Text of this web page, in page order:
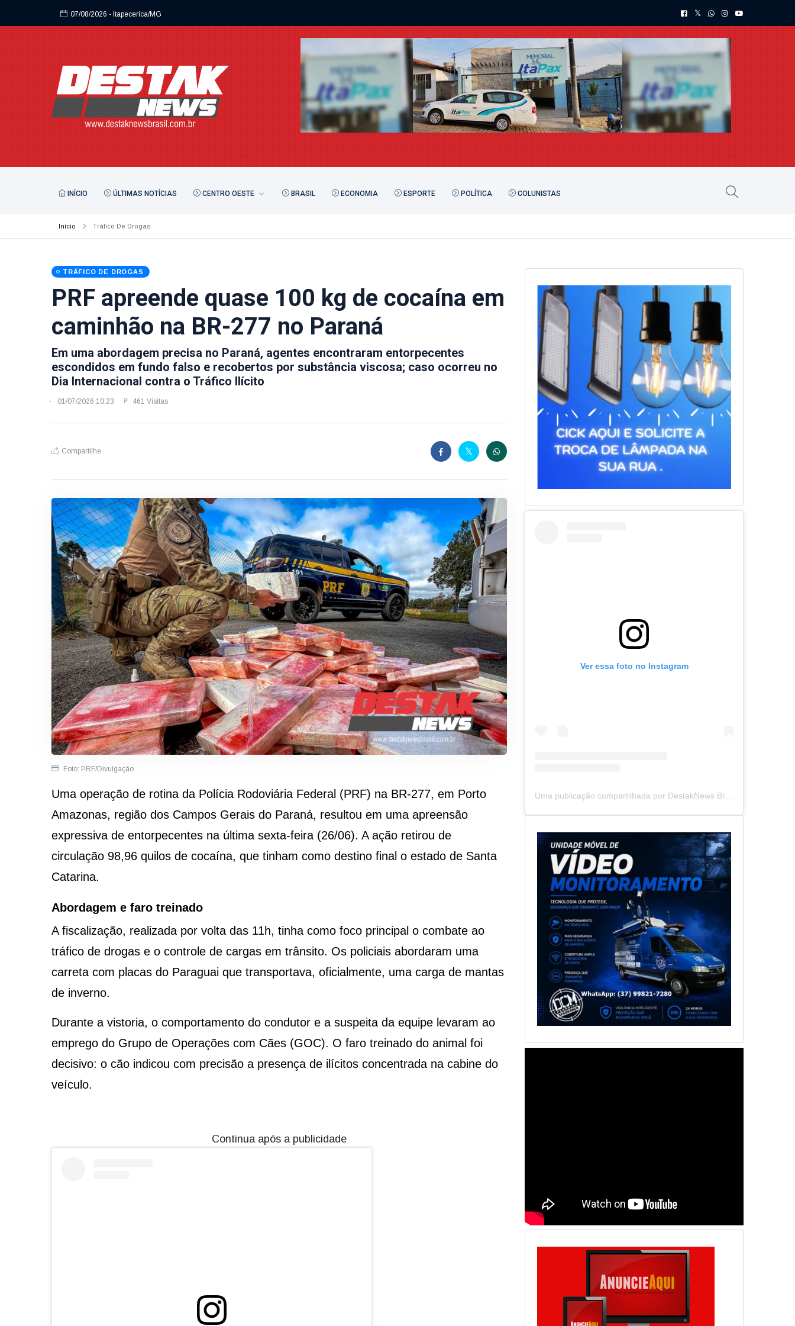
07/08/2026 - Itapecerica/MG
INÍCIO ÚLTIMAS NOTÍCIAS CENTRO OESTE BRASIL ECONOMIA ESPORTE POLÍTICA COLUNISTAS
Início Tráfico De Drogas
TRÁFICO DE DROGAS
PRF apreende quase 100 kg de cocaína em
caminhão na BR-277 no Paraná
Em uma abordagem precisa no Paraná, agentes encontraram entorpecentes
escondidos em fundo falso e recobertos por substância viscosa; caso ocorreu no
Dia Internacional contra o Tráfico Ilícito
01/07/2026 10:23 461 Visitas
Compartilhe
Foto: PRF/Divulgação
Uma operação de rotina da Polícia Rodoviária Federal (PRF) na BR-277, em Porto
Amazonas, região dos Campos Gerais do Paraná, resultou em uma apreensão
expressiva de entorpecentes na última sexta-feira (26/06). A ação retirou de
circulação 98,96 quilos de cocaína, que tinham como destino final o estado de Santa
Catarina.
Abordagem e faro treinado
A fiscalização, realizada por volta das 11h, tinha como foco principal o combate ao
tráfico de drogas e o controle de cargas em trânsito. Os policiais abordaram uma
carreta com placas do Paraguai que transportava, oficialmente, uma carga de mantas
de inverno.
Durante a vistoria, o comportamento do condutor e a suspeita da equipe levaram ao
emprego do Grupo de Operações com Cães (GOC). O faro treinado do animal foi
decisivo: o cão indicou com precisão a presença de ilícitos concentrada na cabine do
veículo.
Continua após a publicidade
Ver essa foto no Instagram